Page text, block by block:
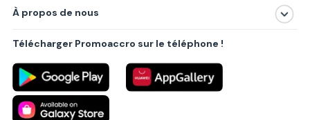
Produits
Villes principales
À propos de nous
Politique de confidentialité
Règlements
Partenariat B2B
Blog
Télécharger Promoaccro sur le téléphone !